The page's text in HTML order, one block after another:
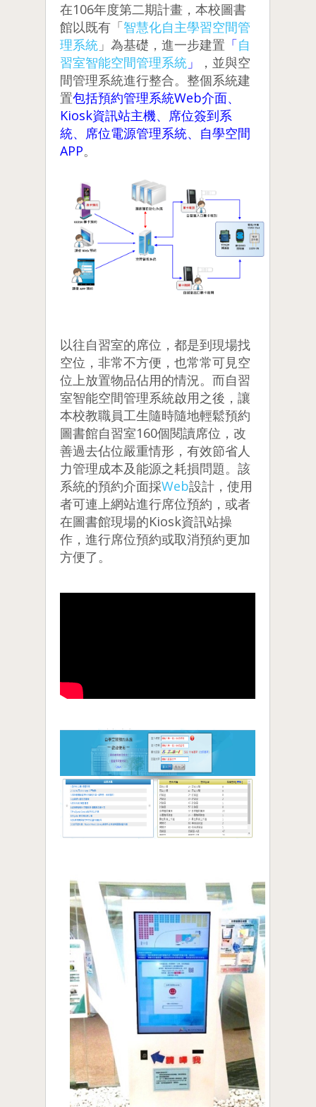
在106年度第二期計畫，本校圖書
館以既有「智慧化自主學習空間管
理系統 」為基礎，進一步建置 「自
習室智能空間管理系統 」
，並與空
間管理系統進行整合。整個系統建
置包括預約管理系統Web介面、
Kiosk資訊站主機、席位簽到系
統、席位電源管理系統、自學空間
APP。
以往自習室的席位，都是到現場找
空位，非常不方便，也常常可見空
位上放置物品佔用的情況。而自習
室智能空間管理系統啟用之後，讓
本校教職員工生隨時隨地輕鬆預約
圖書館自習室160個閱讀席位，改
善過去佔位嚴重情形，有效節省人
力管理成本及能源之耗損問題。該
系統的預約介面採Web設計，使用
者可連上網站進行席位預約，或者
在圖書館現場的Kiosk資訊站操
作，進行席位預約或取消預約更加
方便了。